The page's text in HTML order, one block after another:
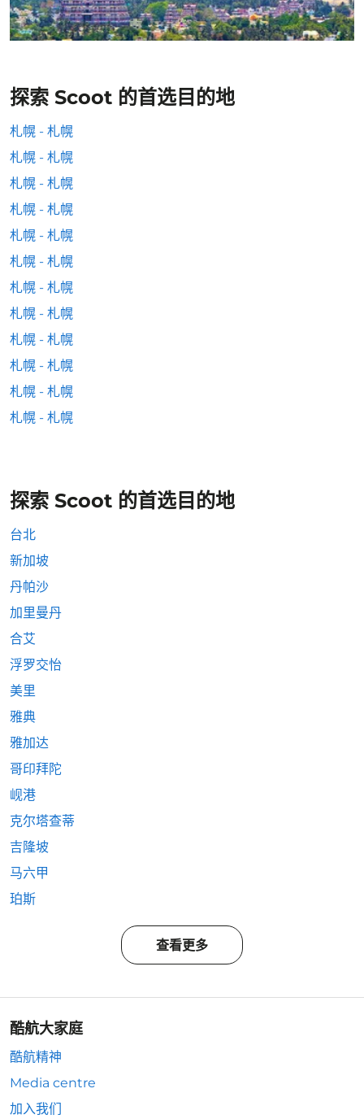
探索 Scoot 的首选目的地
札幌 - 札幌
札幌 - 札幌
札幌 - 札幌
札幌 - 札幌
札幌 - 札幌
札幌 - 札幌
札幌 - 札幌
札幌 - 札幌
札幌 - 札幌
札幌 - 札幌
札幌 - 札幌
札幌 - 札幌
探索 Scoot 的首选目的地
台北
新加坡
丹帕沙
加里曼丹
合艾
浮罗交怡
美里
雅典
雅加达
哥印拜陀
岘港
克尔塔查蒂
吉隆坡
马六甲
珀斯
查看更多
酷航大家庭
酷航精神
Media centre
加入我们